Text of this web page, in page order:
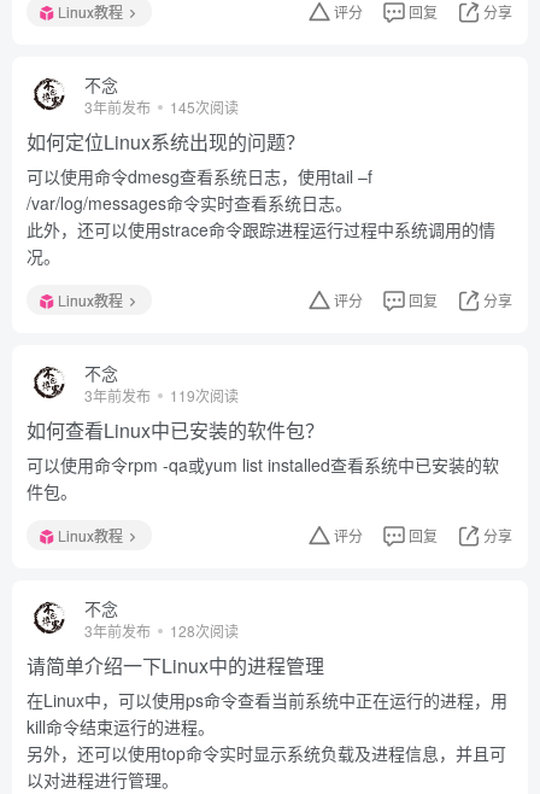
Linux教程 评分 回复 分享
不念
3年前发布 145次阅读
如何定位Linux系统出现的问题？
可以使用命令dmesg查看系统日志，使用tail –f
/var/log/messages命令实时查看系统日志。
此外，还可以使用strace命令跟踪进程运行过程中系统调用的情
况。
Linux教程 评分 回复 分享
不念
3年前发布 119次阅读
如何查看Linux中已安装的软件包？
可以使用命令rpm -qa或yum list installed查看系统中已安装的软
件包。
Linux教程 评分 回复 分享
不念
3年前发布 128次阅读
请简单介绍一下Linux中的进程管理
在Linux中，可以使用ps命令查看当前系统中正在运行的进程，用
kill命令结束运行的进程。
另外，还可以使用top命令实时显示系统负载及进程信息，并且可
以对进程进行管理。